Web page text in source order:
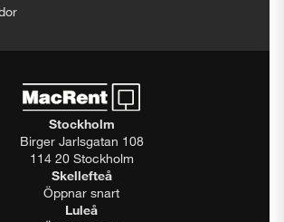
Stockholm
Birger Jarlsgatan 108
114 20 Stockholm
Skellefteå
Öppnar snart
Luleå